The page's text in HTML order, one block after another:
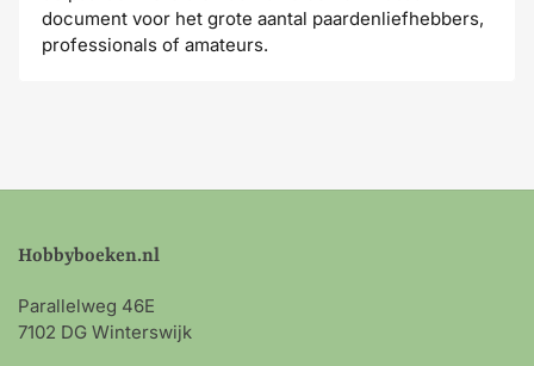
document voor het grote aantal paardenliefhebbers,
professionals of amateurs.
Hobbyboeken.nl
Parallelweg 46E
7102 DG Winterswijk